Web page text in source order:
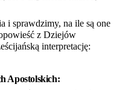
i sprawdzimy, na ile są one
z Dziejów
interpretację:
Apostolskich: